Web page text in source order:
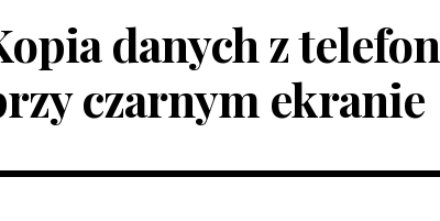
danych z
czarnym ekranie